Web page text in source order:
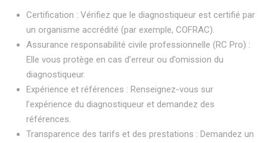
Certification : Vérifiez que le diagnostiqueur est certifié par
un organisme accrédité (par exemple, COFRAC).
Assurance responsabilité civile professionnelle (RC Pro) :
Elle vous protège en cas d’erreur ou d’omission du
diagnostiqueur.
Expérience et références : Renseignez-vous sur
l’expérience du diagnostiqueur et demandez des
références.
Transparence des tarifs et des prestations : Demandez un